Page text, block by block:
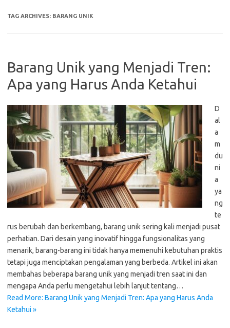
TAG ARCHIVES: BARANG UNIK
Barang Unik yang Menjadi Tren:
Apa yang Harus Anda Ketahui
D
al
a
m
du
ni
a
ya
ng
te
rus berubah dan berkembang, barang unik sering kali menjadi pusat
perhatian. Dari desain yang inovatif hingga fungsionalitas yang
menarik, barang-barang ini tidak hanya memenuhi kebutuhan praktis
tetapi juga menciptakan pengalaman yang berbeda. Artikel ini akan
membahas beberapa barang unik yang menjadi tren saat ini dan
mengapa Anda perlu mengetahui lebih lanjut tentang…
Read More: Barang Unik yang Menjadi Tren: Apa yang Harus Anda
Ketahui »